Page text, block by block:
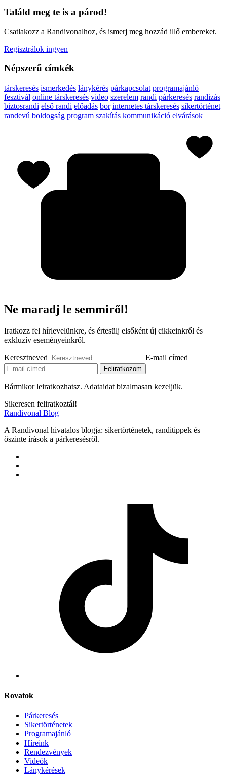
Találd meg te is a párod!
Csatlakozz a Randivonalhoz, és ismerj meg hozzád illő embereket.
Regisztrálok ingyen
Népszerű címkék
társkeresés ismerkedés lánykérés párkapcsolat programajánló
fesztivál online társkeresés video szerelem randi párkeresés randizás
biztosrandi első randi előadás bor internetes társkeresés sikertörténet
randevú boldogság program szakítás kommunikáció elvárások
Ne maradj le semmiről!
Iratkozz fel hírlevelünkre, és értesülj elsőként új cikkeinkről és
exkluzív eseményeinkről.
Keresztneved E-mail címed
Bármikor leiratkozhatsz. Adataidat bizalmasan kezeljük.
Sikeresen feliratkoztál!
Randivonal Blog
A Randivonal hivatalos blogja: sikertörténetek, randitippek és
őszinte írások a párkeresésről.
Rovatok
Párkeresés
Sikertörténetek
Programajánló
Híreink
Rendezvények
Videók
Lánykérések